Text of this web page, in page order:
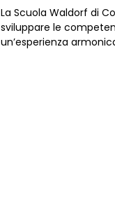
La Scuola Waldorf di
sviluppare le
un’esperienza